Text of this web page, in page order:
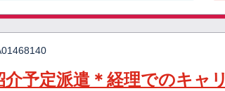
介予定派遣＊経理でのキャ